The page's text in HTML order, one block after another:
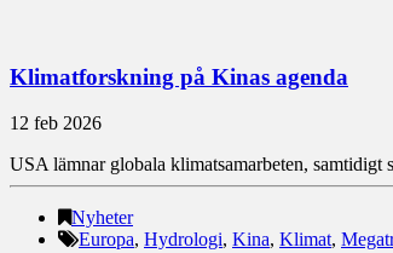
Klimatforskning på Kinas agenda
12 feb 2026
USA lämnar globala klimatsamarbeten,
Nyheter
Europa, Hydrologi, Kina, Klimat,